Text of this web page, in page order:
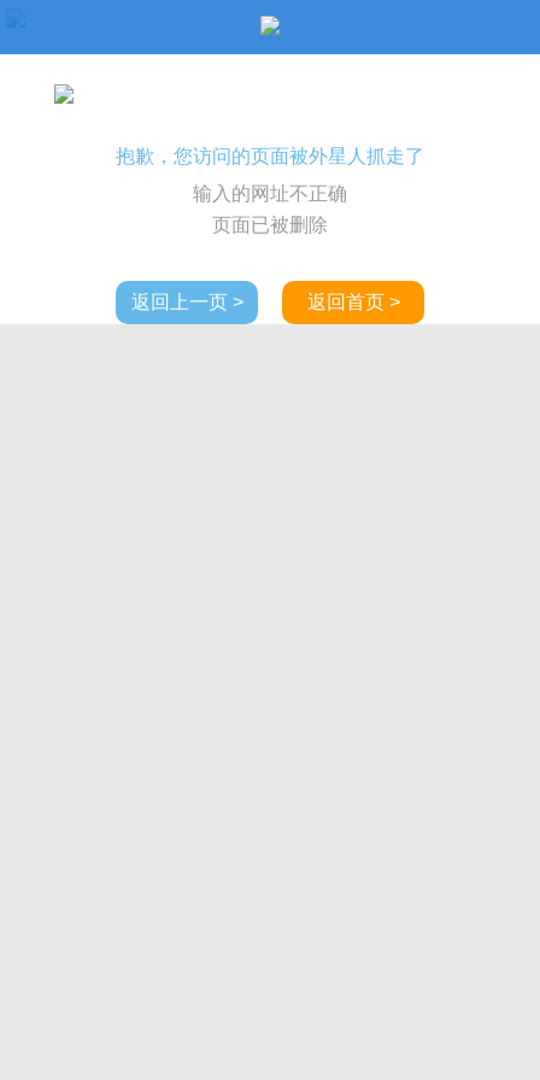
抱歉，您访问的页面被外星人抓走了
输入的网址不正确
页面已被删除
返回上一页 > 返回首页 >